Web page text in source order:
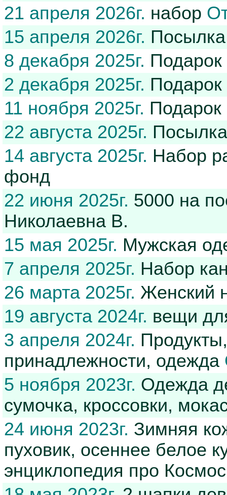
21 апреля 2026г. набор
15 апреля 2026г.
8 декабря 2025г.
2 декабря 2025г.
11 ноября 2025г. Подарок
22 августа 2025г.
14 августа 2025г. Набор
фонд
22 июня 2025г. 5000 на
Николаевна В.
15 мая 2025г. Мужская
7 апреля 2025г. Набор
26 марта 2025г. Женский
19 августа 2024г. вещи
3 апреля 2024г.
принадлежности, одежда
5 ноября 2023г. Одежда
сумочка, кроссовки,
24 июня 2023г. Зимняя
пуховик, осеннее белое
энциклопедия про